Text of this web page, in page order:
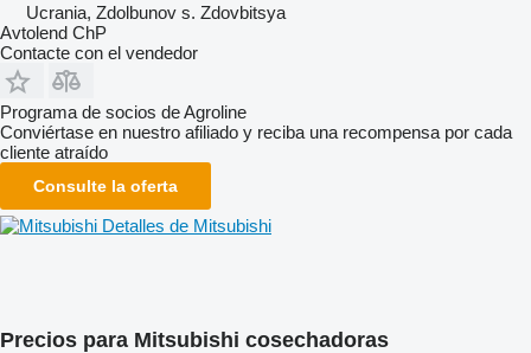
Ucrania, Zdolbunov s. Zdovbitsya
Avtolend ChP
Contacte con el vendedor
Programa de socios de Agroline
Conviértase en nuestro afiliado y reciba una recompensa por cada
cliente atraído
Consulte la oferta
Detalles de Mitsubishi
Precios para Mitsubishi cosechadoras